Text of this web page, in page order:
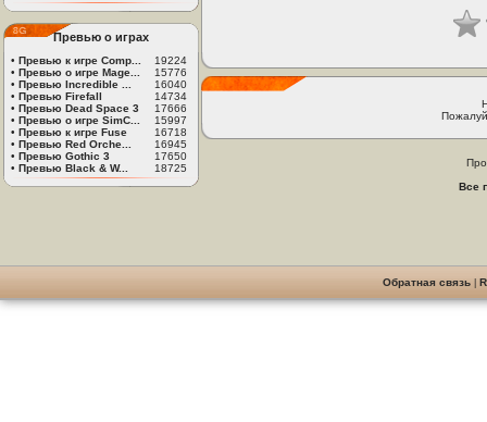
Превью о играх
• Превью к игре Comp...
19224
• Превью о игре Mage...
15776
• Превью Incredible ...
16040
• Превью Firefall
14734
• Превью Dead Space 3
17666
• Превью о игре SimC...
15997
• Превью к игре Fuse
16718
• Превью Red Orche...
16945
• Превью Gothic 3
17650
• Превью Black & W... 18725
Все
Обратная связь